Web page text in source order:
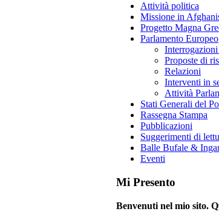
Attività politica
Missione in
Progetto Magna
Parlamento Europeo
Interrogazioni
Proposte di
Relazioni
Interventi in
Attività
Stati Generali del
Rassegna Stampa
Pubblicazioni
Suggerimenti di
Balle Bufale &
Eventi
Mi Presento
Benvenuti nel mio sito.